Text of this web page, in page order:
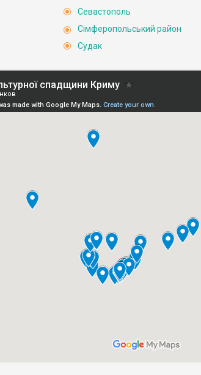
Севастополь
Сімферопольський район
Судак